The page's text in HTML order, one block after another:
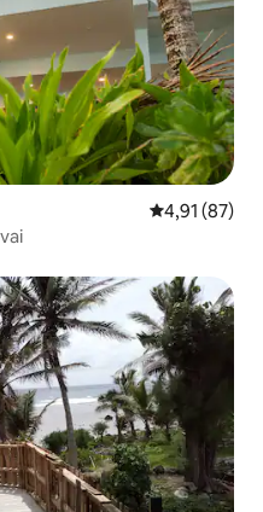
4,91 de uma
4,91 (87)